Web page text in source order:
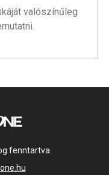
valószínűleg
fenntartva.